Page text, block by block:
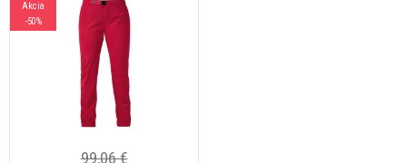
Akcia
-50%
99,06 €